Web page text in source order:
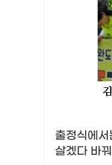
출정식에
살겠다 바